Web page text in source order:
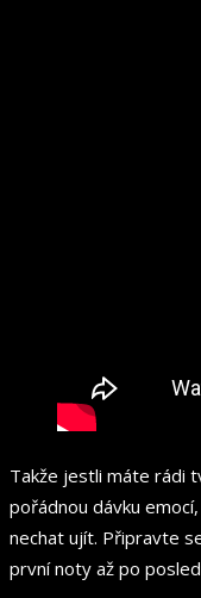
Takže jestli máte rádi
pořádnou dávku
nechat ujít. Připravte
první noty až po